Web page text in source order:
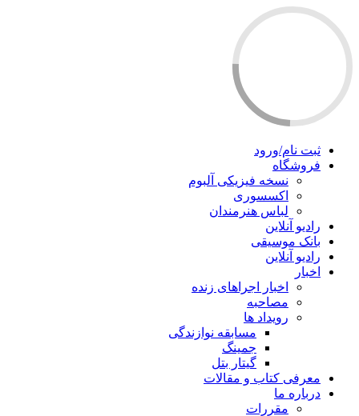
ثبت نام/ورود
فروشگاه
نسخه فیزیکی آلبوم
اکسسوری
لباس هنرمندان
رادیو آنلاین
بانک موسیقی
رادیو آنلاین
اخبار
اخبار اجراهای زنده
مصاحبه
رویداد ها
مسابقه نوازندگی
جمینگ
گیتار بتل
معرفی کتاب و مقالات
درباره ما
مقررات